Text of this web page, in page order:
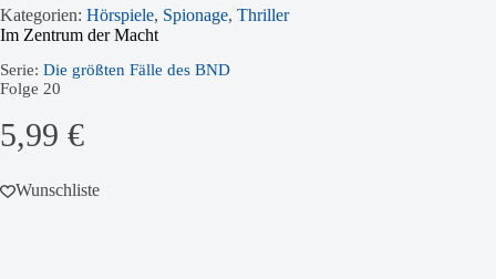
Kategorien: Hörspiele, Spionage, Thriller
Im Zentrum der Macht
Serie: Die größten Fälle des BND
Folge 20
5,99 €
Wunschliste